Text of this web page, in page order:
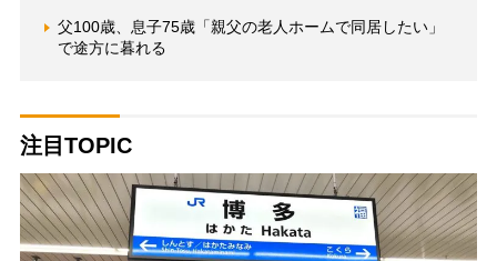
父100歳、息子75歳「親父の老人ホームで同居したい」
で途方に暮れる
注目TOPIC